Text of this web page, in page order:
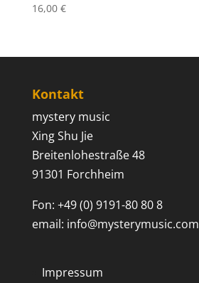
16,00 €
Kontakt
mystery music
Xing Shu Jie
Breitenlohestraße 48
91301 Forchheim
Fon: +49 (0) 9191-80 80 8
email: info@mysterymusic.com
Impressum